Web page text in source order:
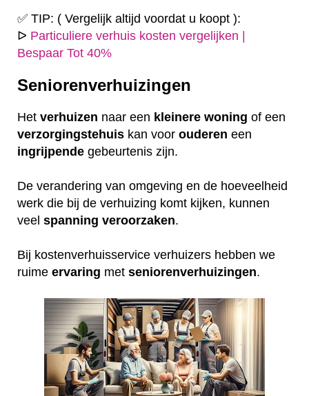
✅ TIP: ( Vergelijk altijd voordat u koopt ):
ᐅ Particuliere verhuis kosten vergelijken |
Bespaar Tot 40%
Seniorenverhuizingen
Het verhuizen naar een kleinere woning of een
verzorgingstehuis kan voor ouderen een
ingrijpende gebeurtenis zijn.
De verandering van omgeving en de hoeveelheid
werk die bij de verhuizing komt kijken, kunnen
veel spanning veroorzaken.
Bij kostenverhuisservice verhuizers hebben we
ruime ervaring met seniorenverhuizingen.